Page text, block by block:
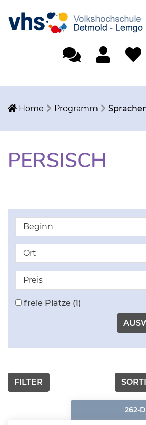
Home Programm
PERSISCH
Beginn
Ort
Preis
freie Plätze (1)
FILTER
262-